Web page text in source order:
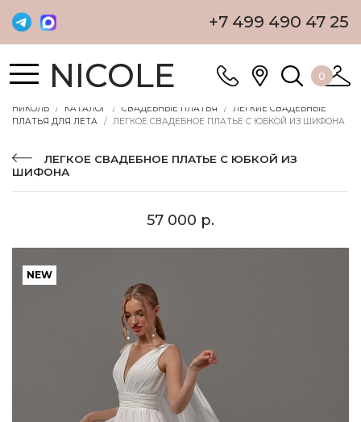
+7 499 490 47 25
NICOLE 0
НИКОЛЬ КАТАЛОГ СВАДЕБНЫЕ ПЛАТЬЯ
ЛЕГКИЕ СВАДЕБНЫЕ
ПЛАТЬЯ ДЛЯ ЛЕТА
ЛЕГКОЕ СВАДЕБНОЕ ПЛАТЬЕ С ЮБКОЙ ИЗ ШИФОНА
ЛЕГКОЕ СВАДЕБНОЕ ПЛАТЬЕ С ЮБКОЙ ИЗ
ШИФОНА
57 000 р.
NEW